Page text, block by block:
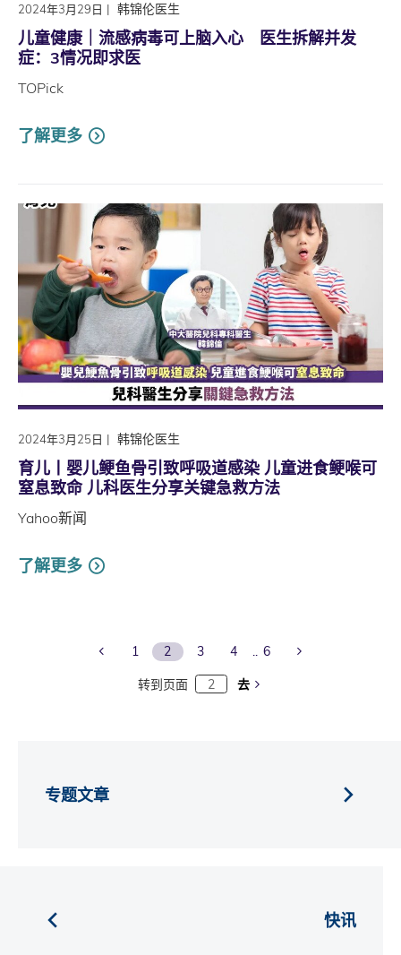
2024年3月29日 | 韩锦伦医生
儿童健康｜流感病毒可上脑入心 医生拆解并发
症：3情况即求医
TOPick
了解更多
2024年3月25日 | 韩锦伦医生
育儿丨婴儿鲠鱼骨引致呼吸道感染 儿童进食鲠喉可
窒息致命 儿科医生分享关键急救方法
Yahoo新闻
了解更多
Previous Page
1 2 3 4 6
转到页面 去
快讯
专题文章